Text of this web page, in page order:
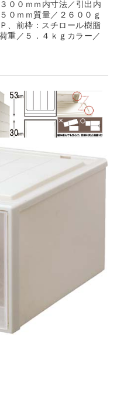
００ｍｍ内寸法／引出内
０ｍｍ質量／２６００ｇ
、前枠：スチロール樹脂
重／５．４ｋｇカラー／